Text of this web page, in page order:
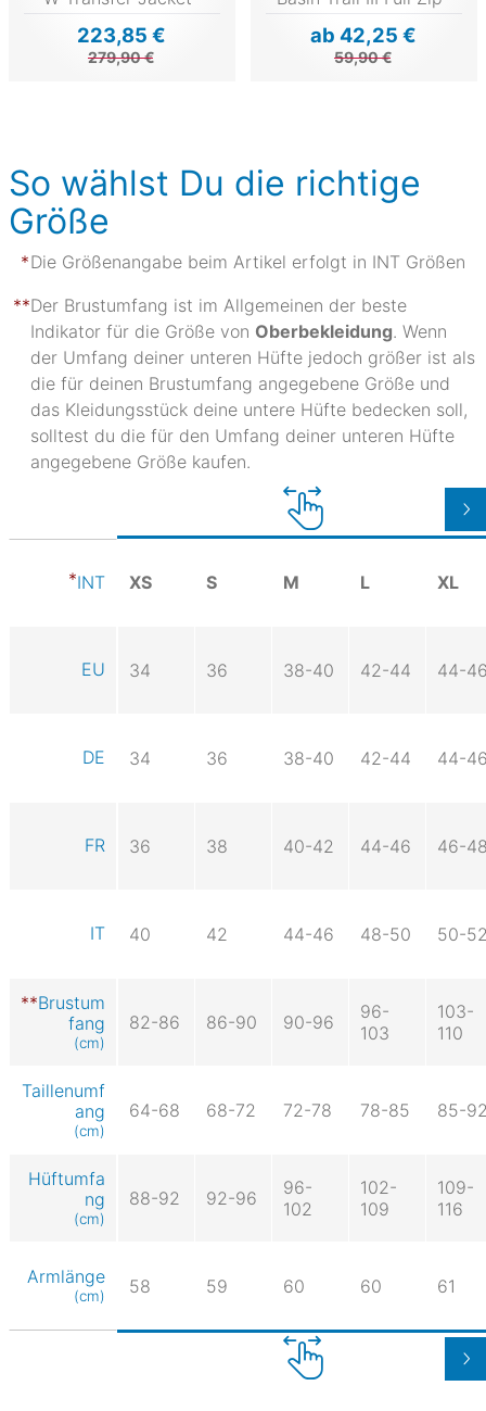
223,85 €
279,90 €
ab 42,25 €
59,90 €
So wählst Du die richtige
Größe
Die Größenangabe beim Artikel erfolgt in INT Größen
Der Brustumfang ist im Allgemeinen der beste
Indikator für die Größe von Oberbekleidung. Wenn
der Umfang deiner unteren Hüfte jedoch größer ist als
die für deinen Brustumfang angegebene Größe und
das Kleidungsstück deine untere Hüfte bedecken soll,
solltest du die für den Umfang deiner unteren Hüfte
angegebene Größe kaufen.
INT XS S M L XL
EU 34 36 38-40 42-44 44-
DE 34 36 38-40 42-44 44-
FR 36 38 40-42 44-46 46-
IT 40 42 44-46 48-50 50-
Brustum
fang
(cm)
82-86 86-90 90-96
96-
103
103-
110
Taillenumf
ang
(cm)
64-68 68-72 72-78 78-85 85-
Hüftumfa
ng
(cm)
88-92 92-96
96-
102
102-
109
109-
116
Armlänge
(cm) 58 59 60 60 61